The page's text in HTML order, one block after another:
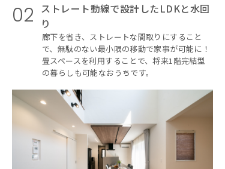
02 ストレート動線で設計したLDKと水回
り
廊下を省き、ストレートな間取りにすること
で、無駄のない最小限の移動で家事が可能に！
畳スペースを利用することで、将来1階完結型
の暮らしも可能なおうちです。